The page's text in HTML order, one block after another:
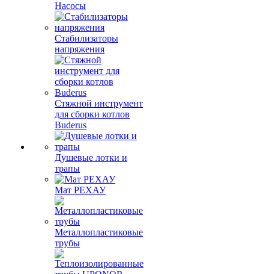
Насосы
Стабилизаторы
напряжения
Стяжной инструмент
для сборки котлов
Buderus
Душевые лотки и
трапы
Мат РЕХАУ
Металлопластиковые
трубы